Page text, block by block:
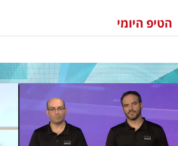
וצרכנות
דיגיטל
וטק
שיווק
ופרסום
הטיפ היומי